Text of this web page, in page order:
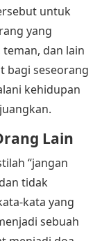
untuk
yang
dan lain
bagi seseorang
kehidupan
Lain
“jangan
tidak
kata yang
sebuah